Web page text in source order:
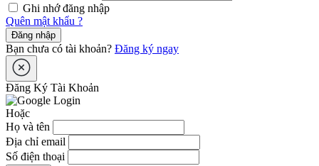
Ghi nhớ đăng nhập
Quên mật khẩu ?
Đăng nhập
Bạn chưa có tài khoản? Đăng ký ngay
Đăng Ký Tài Khoản
Hoặc
Họ và tên
Địa chỉ email
Số điện thoại